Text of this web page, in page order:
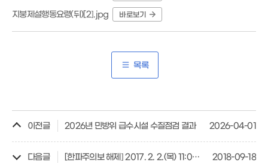
지붕제설행동요령(뒤)[2].jpg 바로보기
목록
이전글 2026년 민방위 급수시설 수질점검 결과 2026-04-01
다음글 [한파주의보 해제] 2017. 2. 2.(목) 11:00 한파주의보 해제 2018-09-18